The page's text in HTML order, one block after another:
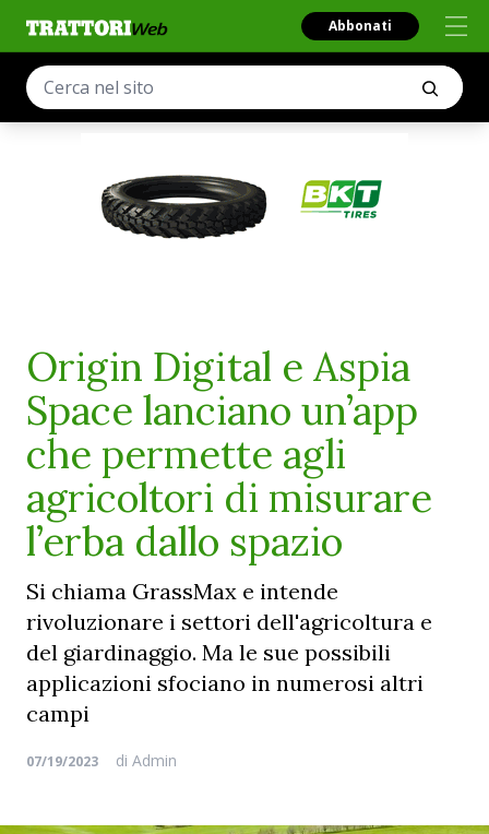
Abbonati
Origin Digital e Aspia
Space lanciano un’app
che permette agli
agricoltori di misurare
l’erba dallo spazio
Si chiama GrassMax e intende
rivoluzionare i settori dell'agricoltura e
del giardinaggio. Ma le sue possibili
applicazioni sfociano in numerosi altri
campi
07/19/2023 di Admin